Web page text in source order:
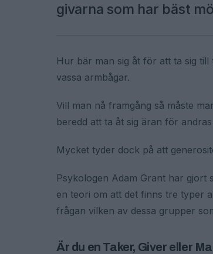
givarna som har bäst
Hur bär man sig åt för att ta sig
vassa armbågar.
Vill man nå framgång så måste
beredd att ta åt sig äran för
Mycket tyder dock på att
Psykologen Adam Grant har gjort
en teori om att det finns tre typer
frågan vilken av dessa grupper
Är du en Taker, Giver eller